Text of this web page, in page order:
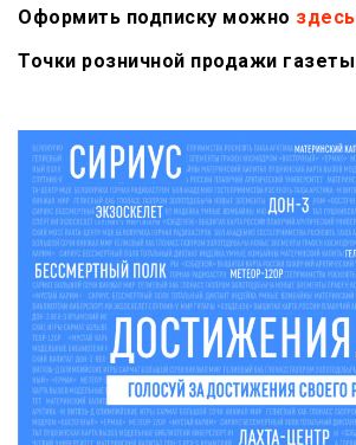
Оформить подписку можно здесь
Точки розничной продажи газеты